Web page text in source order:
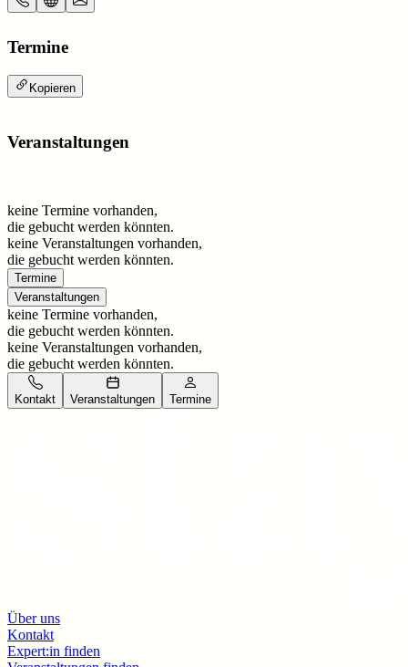
Termine
Kopieren
Veranstaltungen
keine Termine vorhanden,
die gebucht werden könnten.
keine Veranstaltungen vorhanden,
die gebucht werden könnten.
Termine
Veranstaltungen
keine Termine vorhanden,
die gebucht werden könnten.
keine Veranstaltungen vorhanden,
die gebucht werden könnten.
Kontakt Veranstaltungen Termine
Über uns
Kontakt
Expert:in finden